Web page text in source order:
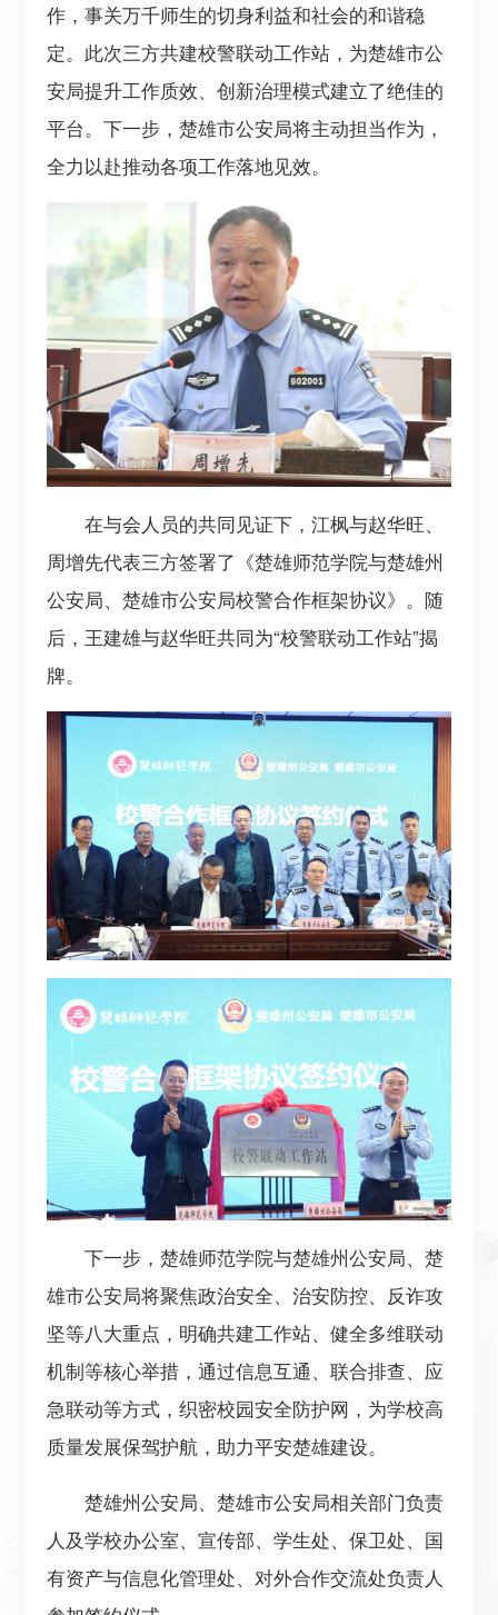
作，事关万千师生的切身利益和社会的和谐稳
定。此次三方共建校警联动工作站，为楚雄市公
安局提升工作质效、创新治理模式建立了绝佳的
平台。下一步，楚雄市公安局将主动担当作为，
全力以赴推动各项工作落地见效。
在与会人员的共同见证下，江枫与赵华旺、
周增先代表三方签署了《楚雄师范学院与楚雄州
公安局、楚雄市公安局校警合作框架协议》。随
后，王建雄与赵华旺共同为“校警联动工作站”揭
牌。
下一步，楚雄师范学院与楚雄州公安局、楚
雄市公安局将聚焦政治安全、治安防控、反诈攻
坚等八大重点，明确共建工作站、健全多维联动
机制等核心举措，通过信息互通、联合排查、应
急联动等方式，织密校园安全防护网，为学校高
质量发展保驾护航，助力平安楚雄建设。
楚雄州公安局、楚雄市公安局相关部门负责
人及学校办公室、宣传部、学生处、保卫处、国
有资产与信息化管理处、对外合作交流处负责人